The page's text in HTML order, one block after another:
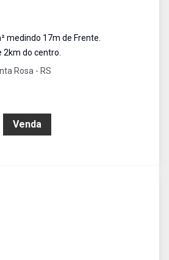
medindo 17m de Frente.
do centro.
Rosa - RS
Venda